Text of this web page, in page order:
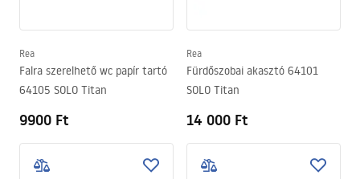
Rea
Falra szerelhető wc papír tartó
64105 SOLO Titan
9900 Ft
Rea
Fürdőszobai akasztó 64101
SOLO Titan
14 000 Ft